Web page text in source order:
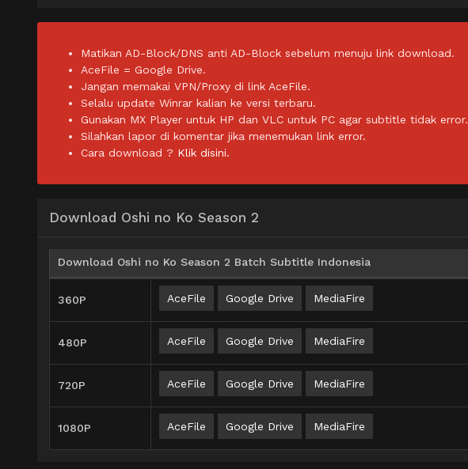
Matikan AD-Block/DNS anti AD-Block sebelum menuju link download.
AceFile = Google Drive.
Jangan memakai VPN/Proxy di link AceFile.
Selalu update Winrar kalian ke versi terbaru.
Gunakan MX Player untuk HP dan VLC untuk PC agar subtitle tidak error.
Silahkan lapor di komentar jika menemukan link error.
Cara download ? Klik disini.
Download Oshi no Ko Season 2
Download Oshi no Ko Season 2 Batch Subtitle Indonesia
360P AceFile Google Drive MediaFire
480P AceFile Google Drive MediaFire
720P AceFile Google Drive MediaFire
1080P AceFile Google Drive MediaFire